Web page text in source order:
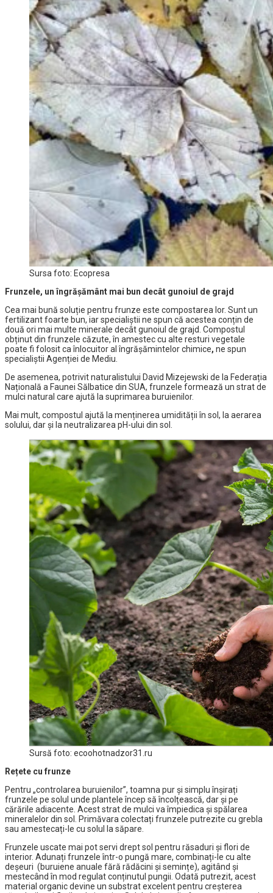
Sursa foto: Ecopresa
Frunzele, un îngrășământ mai bun decât gunoiul de grajd
Cea mai bună soluție pentru frunze este compostarea lor. Sunt un
fertilizant foarte bun, iar specialiștii ne spun că acestea conțin de
două ori mai multe minerale decât gunoiul de grajd. Compostul
obținut din frunzele căzute, în amestec cu alte resturi vegetale
poate fi folosit ca înlocuitor al îngrășămintelor chimice, ne spun
specialiștii Agenției de Mediu.
De asemenea, potrivit naturalistului David Mizejewski de la Federația
Națională a Faunei Sălbatice din SUA, frunzele formează un strat de
mulci natural care ajută la suprimarea buruienilor.
Mai mult, compostul ajută la menținerea umidității în sol, la aerarea
solului, dar și la neutralizarea pH-ului din sol.
Sursă foto: ecoohotnadzor31.ru
Rețete cu frunze
Pentru „controlarea buruienilor”, toamna pur și simplu înșirați
frunzele pe solul unde plantele încep să încolțească, dar și pe
cărările adiacente. Acest strat de mulci va împiedica și spălarea
mineralelor din sol. Primăvara colectați frunzele putrezite cu grebla
sau amestecați-le cu solul la săpare.
Frunzele uscate mai pot servi drept sol pentru răsaduri și flori de
interior. Adunați frunzele într-o pungă mare, combinați-le cu alte
deșeuri (buruiene anuale fără rădăcini și semințe), agitând și
mestecând în mod regulat conținutul pungii. Odată putrezit, acest
material organic devine un substrat excelent pentru creșterea